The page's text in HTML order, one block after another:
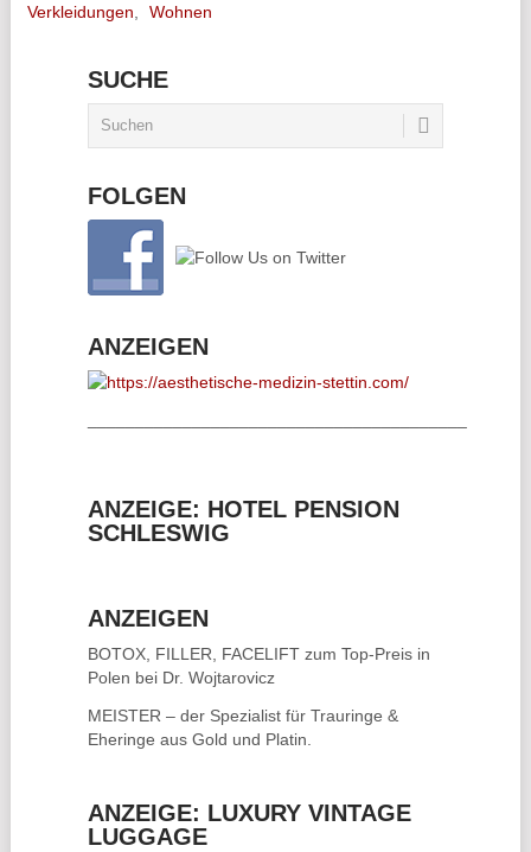
Verkleidungen
Wohnen
SUCHE
FOLGEN
ANZEIGEN
ANZEIGE: HOTEL PENSION
SCHLESWIG
ANZEIGEN
BOTOX, FILLER, FACELIFTzum Top-Preis in
Polen bei Dr. Wojtarovicz
MEISTER – der Spezialist für Trauringe &
Eheringe aus Gold und Platin.
ANZEIGE: LUXURY VINTAGE
LUGGAGE